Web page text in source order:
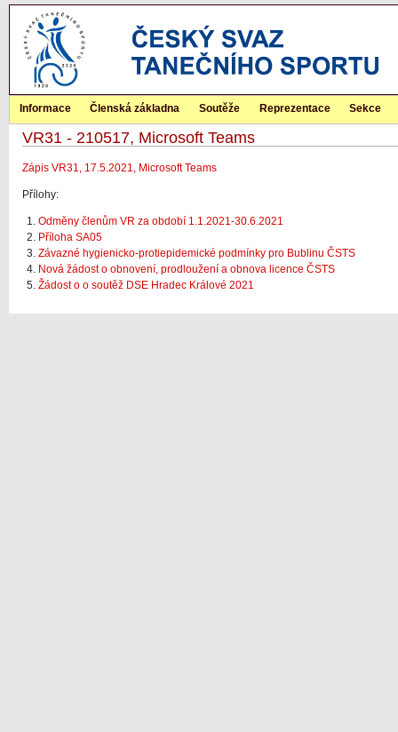
Informace Členská základna Soutěže Reprezentace Sekce
VR31 - 210517, Microsoft Teams
Zápis VR31, 17.5.2021, Microsoft Teams
Přílohy:
Odměny členům VR za období 1.1.2021-30.6.2021
Příloha SA05
Závazné hygienicko-protiepidemické podmínky pro Bublinu ČSTS
Nová žádost o obnovení, prodloužení a obnova licence ČSTS
Žádost o o soutěž DSE Hradec Králové 2021